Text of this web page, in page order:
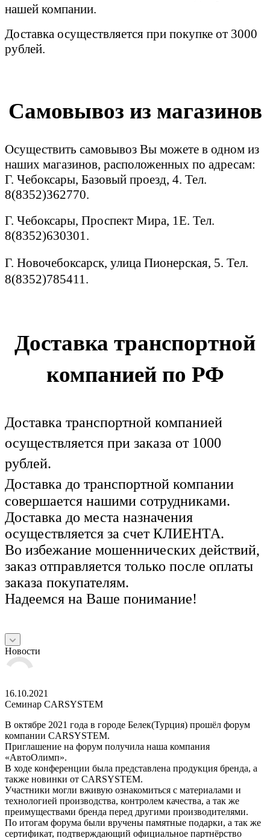
нашей компании.
Доставка осуществляется при покупке от 3000
рублей.
Самовывоз из магазинов
Осуществить самовывоз Вы можете в одном из
наших магазинов, расположенных по адресам:
Г. Чебоксары, Базовый проезд, 4. Тел.
8(8352)362770.
Г. Чебоксары, Проспект Мира, 1Е. Тел.
8(8352)630301.
Г. Новочебоксарск, улица Пионерская, 5. Тел.
8(8352)785411.
Доставка транспортной
компанией по РФ
Доставка транспортной компанией
осуществляется при заказа от 1000
рублей.
Доставка до транспортной компании
совершается нашими сотрудниками.
Доставка до места назначения
осуществляется за счет КЛИЕНТА.
Во избежание мошеннических действий,
заказ отправляется только после оплаты
заказа покупателям.
Надеемся на Ваше понимание!
Новости
16.10.2021
Семинар CARSYSTEM
В октябре 2021 года в городе Белек(Турция) прошёл форум
компании CARSYSTEM.
Приглашение на форум получила наша компания
«АвтоОлимп».
В ходе конференции была представлена продукция бренда, а
также новинки от CARSYSTEM.
Участники могли вживую ознакомиться с материалами и
технологией производства, контролем качества, а так же
преимуществами бренда перед другими производителями.
По итогам форума были вручены памятные подарки, а так же
сертификат, подтверждающий официальное партнёрство